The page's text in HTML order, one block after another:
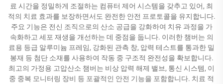
료 시간을 정밀하게 조절하는 컴퓨터 제어 시스템을 갖추고 있어, 최
적의 치료 효과를 보장하면서도 완전한 안전 프로토콜을 유지합니다.
주요 기능은 전신 조직으로의 산소 공급을 강화하여 치유 과정을 가
속화하고 세포 재생을 개선하는 데 중점을 둡니다. 이러한 챔버는 의
료용 등급 알루미늄 프레임, 강화된 관측 창, 압력 테스트를 통과한 밀
봉재 등 첨단 소재를 사용하여 작동 중 구조적 완전성을 확보합니다.
최고의 가정용 고압산소 챔버는 비상 압력 해제 밸브, 통신 시스템, 이
중 중복 모니터링 장비 등 포괄적인 안전 기능을 포함합니다. 치료 적